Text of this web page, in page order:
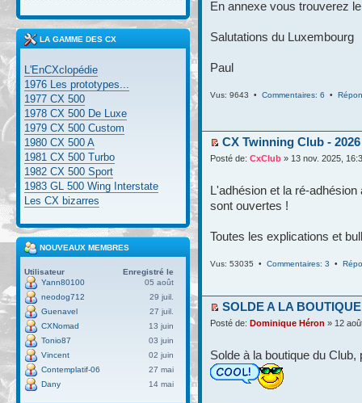
LA GAMME DES CX
L'EnCXclopédie
1976 Les prototypes...
1977 CX 500
1978 CX 500 De Luxe
1979 CX 500 Custom
1980 CX 500 A
1981 CX 500 Turbo
1982 CX 500 Sport
1983 GL 500 Wing Interstate
Les CX bizarres
NOUVEAUX MEMBRES
Utilisateur
Enregistré le
Yann80100
05 août
neodog712
29 juil.
Guenavel
27 juil.
CXNomad
13 juin
Tonio87
03 juin
Vincent
02 juin
Contemplatif-06
27 mai
Dany
14 mai
En annexe vous trouverez
Salutations du Luxembourg
Paul
Vus: 9643 • Commentaires: 6 •
CX Twinning Club - 2026
Posté de: CxClub » 13 nov. 2025,
L'adhésion et la ré-
sont ouvertes !
Toutes les explications et
Vus: 53035 • Commentaires: 3 •
SOLDE A LA BOUTIQUE
Posté de: Dominique Héron » 12
Solde à la boutique du